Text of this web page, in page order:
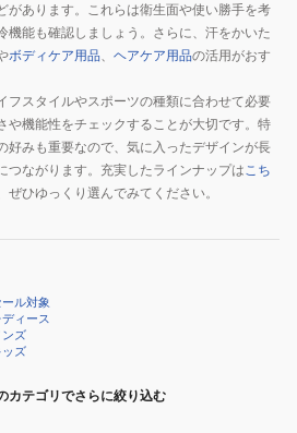
があります。これらは衛生面や使い勝手を考
機能も確認しましょう。さらに、汗をかいた
ボディケア用品、 ヘアケア用品の活用がおす
フスタイルやスポーツの種類に合わせて必要
や機能性をチェックすることが大切です。特
好みも重要なので、気に入ったデザインが長
つながります。充実したラインナップはこち
ひゆっくり選んでみてください。
ル対象
ディース
ンズ
ッズ
カテゴリでさらに絞り込む